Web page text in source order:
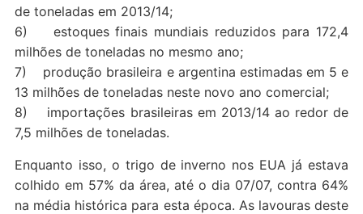
de toneladas em 2013/14;
6) estoques finais mundiais reduzidos para 172,4
milhões de toneladas no mesmo ano;
7) produção brasileira e argentina estimadas em 5 e
13 milhões de toneladas neste novo ano comercial;
8) importações brasileiras em 2013/14 ao redor de
7,5 milhões de toneladas.
Enquanto isso, o trigo de inverno nos EUA já estava
colhido em 57% da área, até o dia 07/07, contra 64%
na média histórica para esta época. As lavouras deste